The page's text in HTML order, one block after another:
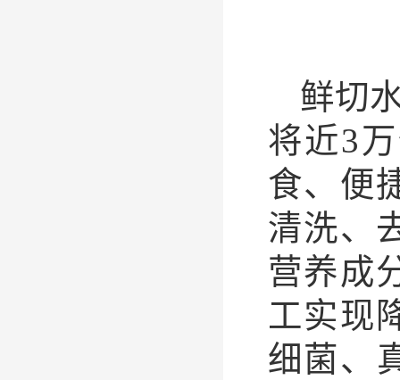
鲜切
将近3
食、便
清洗、
营养成
工实现
细菌、‌